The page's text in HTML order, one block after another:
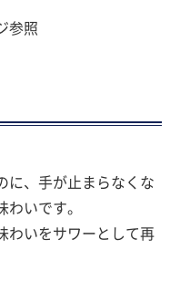
参照
に、手が止まらなくな
わいです。
わいをサワーとして再